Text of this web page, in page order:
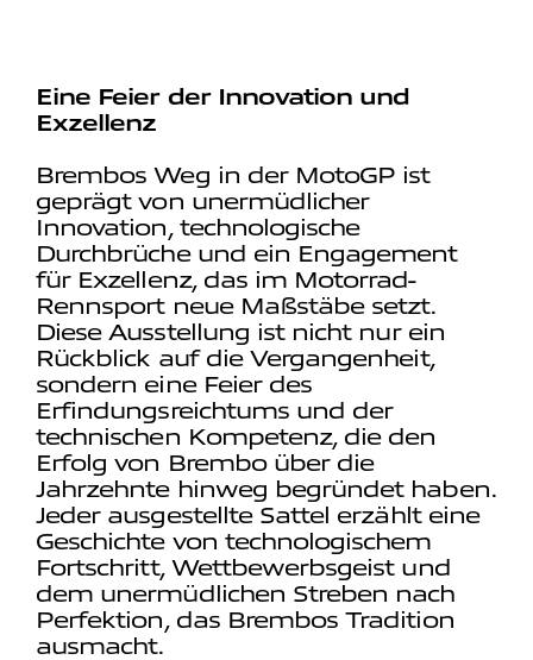
Eine Feier der Innovation und
Exzellenz
Brembos Weg in der MotoGP ist
geprägt von unermüdlicher
Innovation, technologische
Durchbrüche und ein Engagement
für Exzellenz, das im Motorrad-
Rennsport neue Maßstäbe setzt.
Diese Ausstellung ist nicht nur ein
Rückblick auf die Vergangenheit,
sondern eine Feier des
Erfindungsreichtums und der
technischen Kompetenz, die den
Erfolg von Brembo über die
Jahrzehnte hinweg begründet haben.
Jeder ausgestellte Sattel erzählt eine
Geschichte von technologischem
Fortschritt, Wettbewerbsgeist und
dem unermüdlichen Streben nach
Perfektion, das Brembos Tradition
ausmacht.